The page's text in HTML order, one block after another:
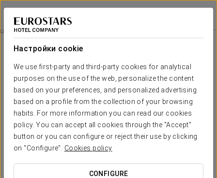
Настройки cookie
We use first-party and third-party cookies for analytical
purposes on the use of the web, personalize the content
based on your preferences, and personalized advertising
based on a profile from the collection of your browsing
habits. For more information you can read our cookies
policy. You can accept all cookies through the "Accept"
button or you can configure or reject their use by clicking
on "Configure". Cookies policy
CONFIGURE
Exe Panorama
ПАРИЖ
Бизнес-Опыт
16 евро
Бизнес-опыт